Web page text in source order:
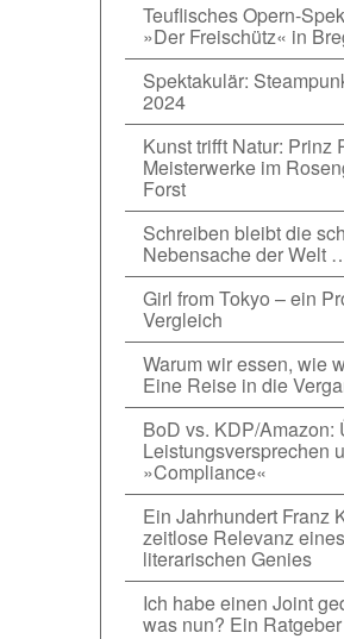
Teuflisches Opern-
»Der Freischütz« in
Spektakulär:
2024
Kunst trifft Natur: Prinz
Meisterwerke im
Forst
Schreiben bleibt die
Nebensache der Welt
Girl from Tokyo – ein
Vergleich
Warum wir essen, wie
Eine Reise in die
BoD vs. KDP/Amazon:
Leistungsversprechen
»Compliance«
Ein Jahrhundert Franz
zeitlose Relevanz eines
literarischen Genies
Ich habe einen Joint
was nun? Ein